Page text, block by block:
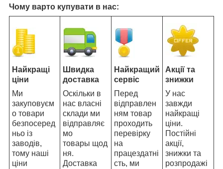
Чому варто купувати в нас:
Найкращі
ціни
Ми
закуповуєм
о товари
безпосеред
ньо із
заводів,
тому наші
ціни
Швидка
доставка
Оскільки в
нас власні
склади ми
відправляє
мо
товары щод
ня.
Доставка
Найкращий
сервіс
Перед
відправлен
ням товар
проходить
перевірку
на
працездатні
сть, ми
Акції та
знижки
У нас
завжди
найкращі
ціни.
Постійні
акції,
знижки та
розпродажі